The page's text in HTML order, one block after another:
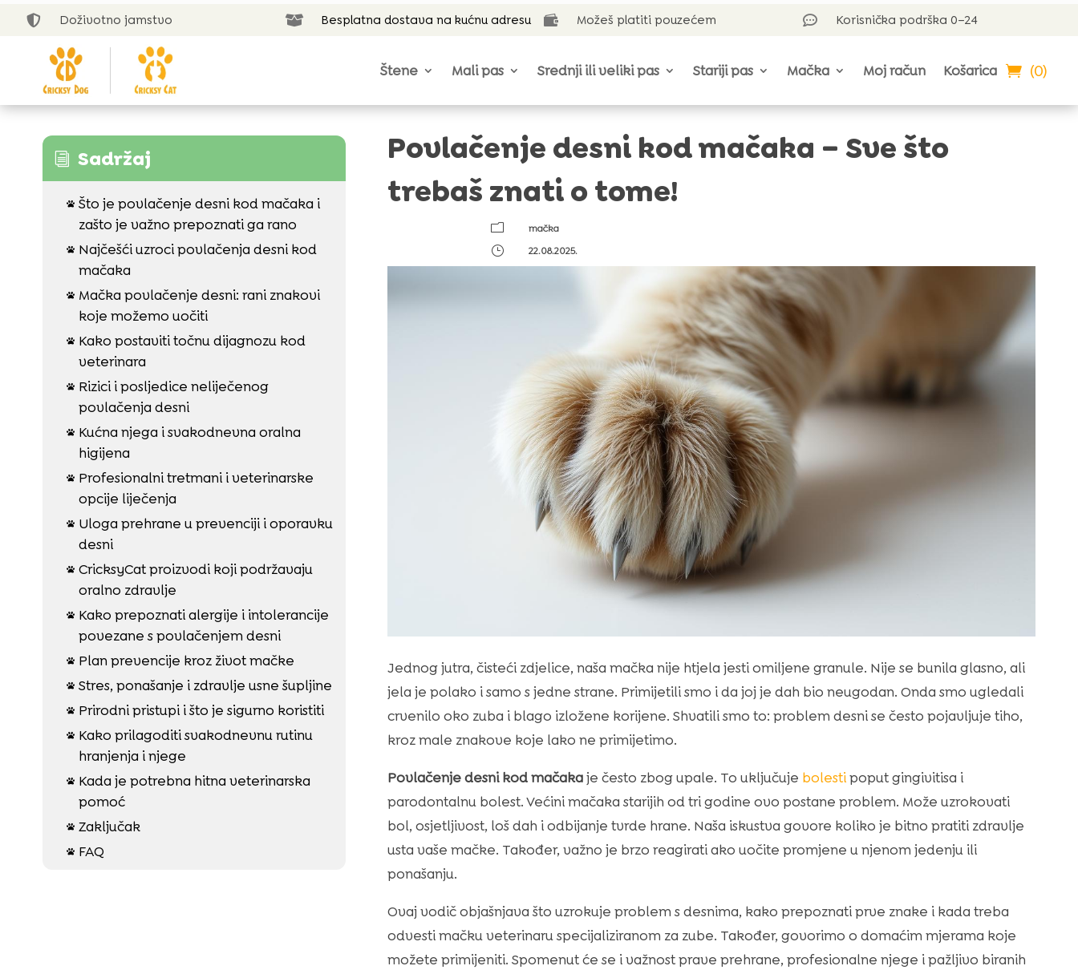
 Doživotno jamstvo  Besplatna dostava na kućnu adresu  Možeš platiti pouzećem  Korisnička podrška 0–24
Štene Mali pas Srednji ili veliki pas Stariji pas Mačka Moj račun Košarica (0)
i Sadržaj
 Što je povlačenje desni kod mačaka i
zašto je važno prepoznati ga rano

Najčešći uzroci povlačenja desni kod
mačaka

Mačka povlačenje desni: rani znakovi
koje možemo uočiti

Kako postaviti točnu dijagnozu kod
veterinara

Rizici i posljedice neliječenog
povlačenja desni

Kućna njega i svakodnevna oralna
higijena

Profesionalni tretmani i veterinarske
opcije liječenja

Uloga prehrane u prevenciji i oporavku
desni
 CricksyCat proizvodi koji podržavaju
oralno zdravlje

Kako prepoznati alergije i intolerancije
povezane s povlačenjem desni
 Plan prevencije kroz život mačke
 Stres, ponašanje i zdravlje usne šupljine
 Prirodni pristupi i što je sigurno koristiti

Kako prilagoditi svakodnevnu rutinu
hranjenja i njege

Kada je potrebna hitna veterinarska
pomoć
 Zaključak
 FAQ
Povlačenje desni kod mačaka – Sve što
trebaš znati o tome!
m
mačka
}
22.08.2025.
Jednog jutra, čisteći zdjelice, naša mačka nije htjela jesti omiljene granule. Nije se bunila glasno, ali
jela je polako i samo s jedne strane. Primijetili smo i da joj je dah bio neugodan. Onda smo ugledali
crvenilo oko zuba i blago izložene korijene. Shvatili smo to: problem desni se često pojavljuje tiho,
kroz male znakove koje lako ne primijetimo.
Povlačenje desni kod mačakaje često zbog upale. To uključuje bolestipoput gingivitisa i
parodontalnu bolest. Većini mačaka starijih od tri godine ovo postane problem. Može uzrokovati
bol, osjetljivost, loš dah i odbijanje tvrde hrane. Naša iskustva govore koliko je bitno pratiti zdravlje
usta vaše mačke. Također, važno je brzo reagirati ako uočite promjene u njenom jedenju ili
ponašanju.
Ovaj vodič objašnjava što uzrokuje problem s desnima, kako prepoznati prve znake i kada treba
odvesti mačku veterinaru specijaliziranom za zube. Također, govorimo o domaćim mjerama koje
možete primijeniti. Spomenut će se i važnost prave prehrane, profesionalne njege i pažljivo biranih